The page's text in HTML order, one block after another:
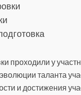
проходили у
таланта
и достижения